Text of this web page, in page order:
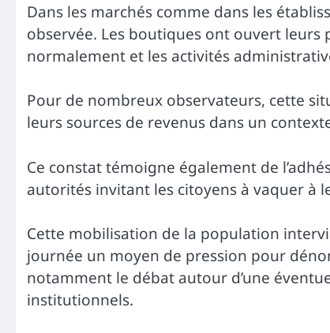
Dans les marchés comme dans les
observée. Les boutiques ont ouvert
normalement et les activités
Pour de nombreux observateurs, cette
leurs sources de revenus dans un
Ce constat témoigne également de
autorités invitant les citoyens à vaquer à
Cette mobilisation de la population
journée un moyen de pression pour
notamment le débat autour d’une
institutionnels.